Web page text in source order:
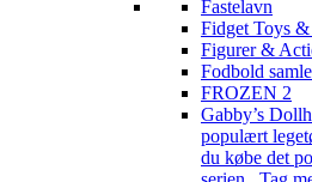
Fastelavn
Fidget Toys
Figurer &
Fodbold
FROZEN 2
Gabby’s
populært
du købe det